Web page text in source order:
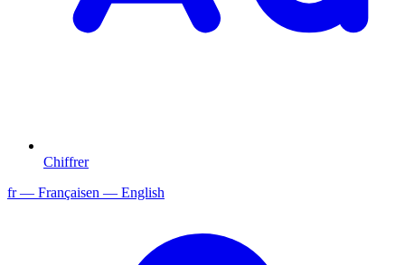
Chiffrer
fr— Françaisen — English